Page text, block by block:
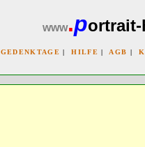
www.p
GEDENKTAGE |HILFE | AGB |